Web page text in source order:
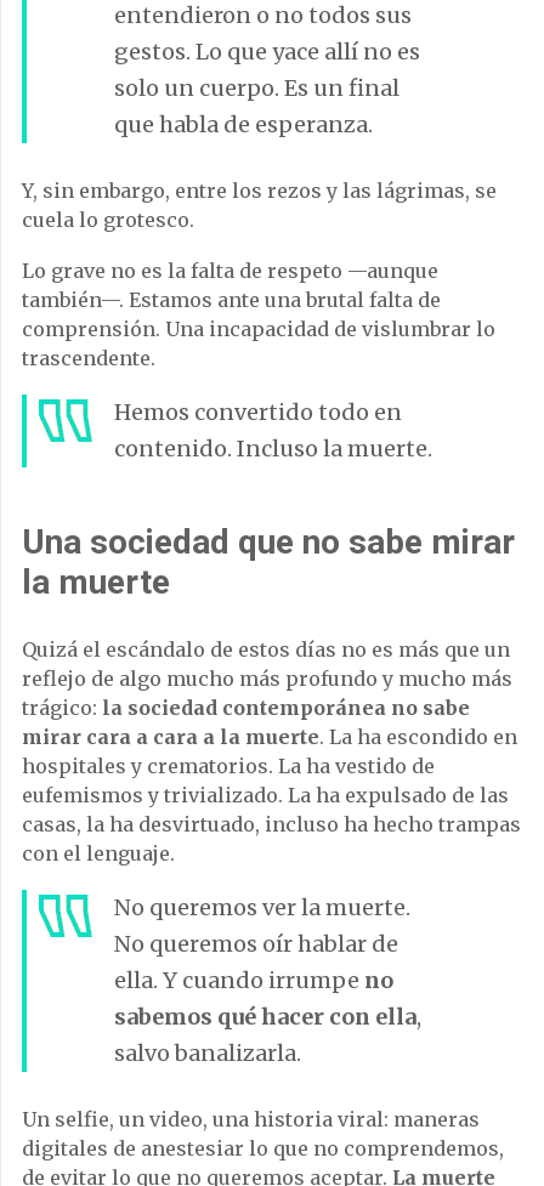
entendieron o no todos sus
gestos. Lo que yace allí no es
solo un cuerpo. Es un final
que habla de esperanza.
Y, sin embargo, entre los rezos y las lágrimas, se
cuela lo grotesco.
Lo grave no es la falta de respeto —aunque
también—. Estamos ante una brutal falta de
comprensión. Una incapacidad de vislumbrar lo
trascendente.
Hemos convertido todo en
contenido. Incluso la muerte.
Una sociedad que no sabe mirar
la muerte
Quizá el escándalo de estos días no es más que un
reflejo de algo mucho más profundo y mucho más
trágico: la sociedad contemporánea no sabe
mirar cara a cara a la muerte. La ha escondido en
hospitales y crematorios. La ha vestido de
eufemismos y trivializado. La ha expulsado de las
casas, la ha desvirtuado, incluso ha hecho trampas
con el lenguaje.
No queremos ver la muerte.
No queremos oír hablar de
ella. Y cuando irrumpe no
sabemos qué hacer con ella,
salvo banalizarla.
Un selfie, un video, una historia viral: maneras
digitales de anestesiar lo que no comprendemos,
de evitar lo que no queremos aceptar. La muerte